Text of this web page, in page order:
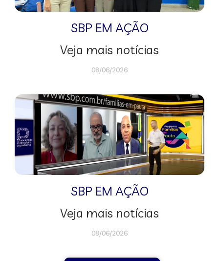
SBP EM AÇÃO
Veja mais notícias
08/06/2026
SBP EM AÇÃO
Veja mais notícias
08/06/2026